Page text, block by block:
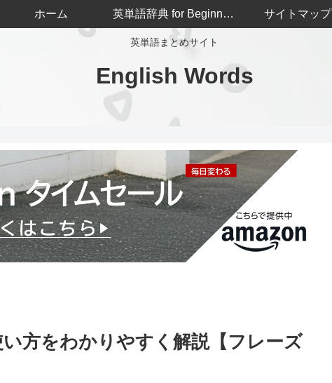
英単語まとめサイト
English Words
ホーム 英単語辞典 for Beginners サイトマップ
方をわかりやすく解説【フレーズ